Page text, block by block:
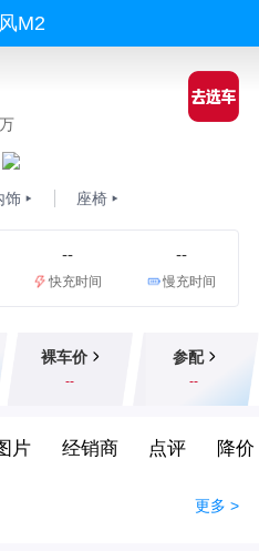
M2
饰 座椅
--
快充时间
--
慢充时间
裸车价
--
参配
--
片 经销商 点评 降价
更多 >